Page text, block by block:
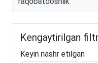
Kengaytirilgan
Keyin nashr etilgan